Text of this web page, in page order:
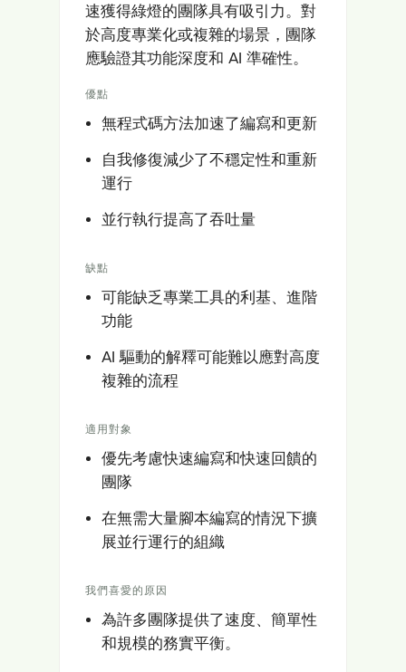
速獲得綠燈的團隊具有吸引力。對
於高度專業化或複雜的場景，團隊
應驗證其功能深度和 AI 準確性。
優點
無程式碼方法加速了編寫和更新
自我修復減少了不穩定性和重新
運行
並行執行提高了吞吐量
缺點
可能缺乏專業工具的利基、進階
功能
AI 驅動的解釋可能難以應對高度
複雜的流程
適用對象
優先考慮快速編寫和快速回饋的
團隊
在無需大量腳本編寫的情況下擴
展並行運行的組織
我們喜愛的原因
為許多團隊提供了速度、簡單性
和規模的務實平衡。